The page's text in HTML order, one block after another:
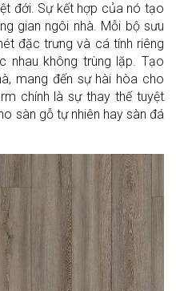
đới. Sự kết hợp của nó tạo
gian ngôi nhà. Mỗi bộ sưu
đặc trưng và cá tính riêng
nhau không trùng lặp. Tạo
mang đến sự hài hòa cho
chính là sự thay thế tuyệt
sàn gỗ tự nhiên hay sàn đá